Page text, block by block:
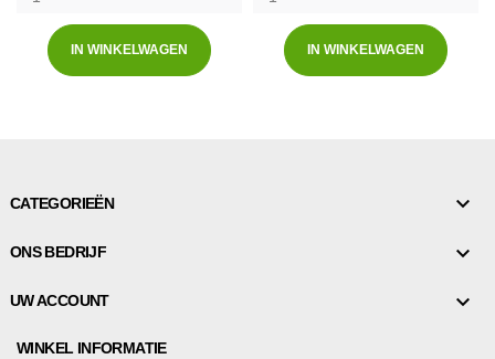
IN WINKELWAGEN IN WINKELWAGEN
CATEGORIEËN 
ONS BEDRIJF 
UW ACCOUNT 
WINKEL INFORMATIE